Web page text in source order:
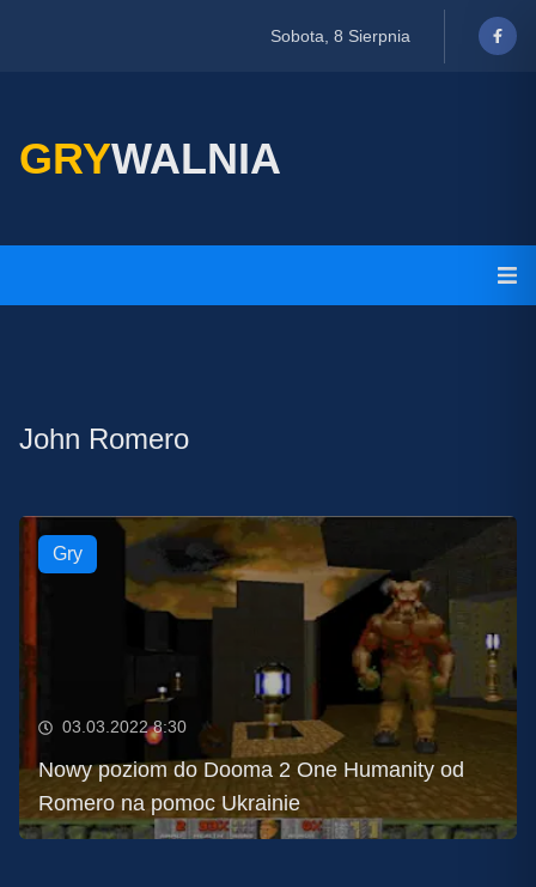
Sobota, 8 Sierpnia
GRYWALNIA
John Romero
Gry
03.03.2022 8:30
Nowy poziom do Dooma 2 One Humanity od
Romero na pomoc Ukrainie